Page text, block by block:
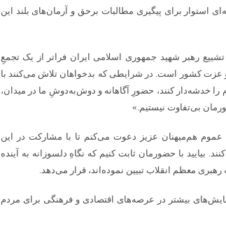
استوار برای پیگیری مطالبات برحق و آرمان‌های بلند این
رهبر شهید جمهوری اسلامی ایران فراتر از یک تجمعِ
و عزت کشور است. در شرایطی که بدخواهان تلاش می‌کنند با
را خدشه‌دار کنند، حضورِ آگاهانه و دوش‌به‌دوشِ ما در میدان،
بی‌تفاوت نیستیم.»
عموم هم‌میهنان عزیز دعوت می‌کنم تا با مشارکت در این
با حضورمان ثابت کنیم که نگاهِ دلسوزانه به آینده
رهبری معظم انقلاب تبیین نموده‌اند، قرار می‌دهد.
بیشتر در عرصه‌های اقتصادی و فرهنگی برای مردم